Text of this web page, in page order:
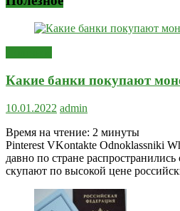
Какие банки покупают
10.01.2022 admin
Время на чтение: 2 минуты
Pinterest VKontakte Odnoklassniki
давно по стране
скупают по высокой цене